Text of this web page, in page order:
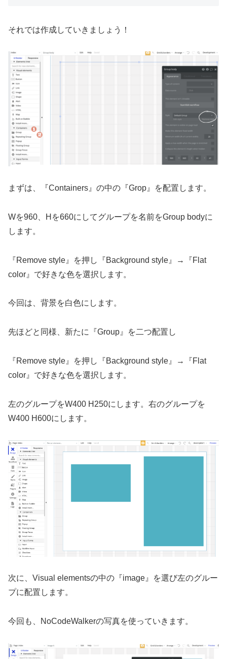
それでは作成していきましょう！
まずは、『Containers』の中の『Grop』を配置します。
Wを960、Hを660にしてグループを名前をGroup bodyに
します。
『Remove style』を押し『Background style』→『Flat
color』で好きな色を選択します。
今回は、背景を白色にします。
先ほどと同様、新たに『Group』を二つ配置し
『Remove style』を押し『Background style』→『Flat
color』で好きな色を選択します。
左のグループをW400 H250にします。右のグループを
W400 H600にします。
次に、Visual elementsの中の『image』を選び左のグルー
プに配置します。
今回も、NoCodeWalkerの写真を使っていきます。